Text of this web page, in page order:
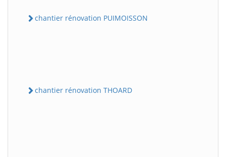
chantier rénovation PUIMOISSON
chantier rénovation THOARD